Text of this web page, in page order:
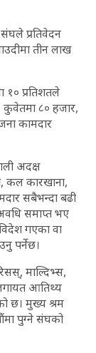
प्रतिवेदन
तीन लाख
प्रतिशतले
कुवेतमा ८० हजार,
कामदार
अदक्ष
कल कारखाना,
सबैभन्दा बढी
समाप्त भए
गएका वा
पर्नेछ।
माल्दिभ्स,
आतिथ्य
छ। मुख्य श्रम
पुग्ने संघको